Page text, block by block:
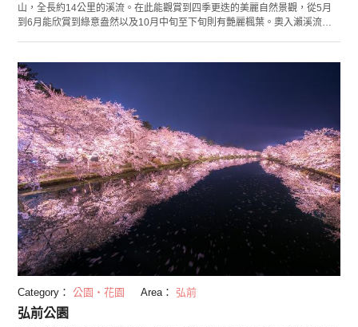
山，全長約14公里的溪流。在此能觀賞到四季更迭的美麗自然景觀，從5月
到6月能欣賞到綠意盎然以及10月中旬至下旬則有艷麗楓葉。奧入瀨溪流的
等，許多值得一看之處。除了能沿著溪流漫步，觀賞各個景點之外，也非常
推薦騎乘自行車巡遊。
Category： 公園・花園 Area： 弘前
弘前公園